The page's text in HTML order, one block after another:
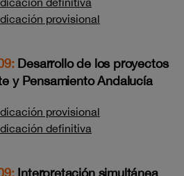
provisional
Desarrollo de los proyectos
y Pensamiento Andalucía
provisional
definitiva
Interpretación simultánea